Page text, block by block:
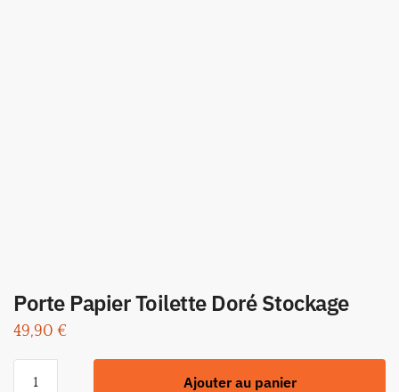
Porte Papier Toilette Doré Stockage
49,90 €
Ajouter au panier